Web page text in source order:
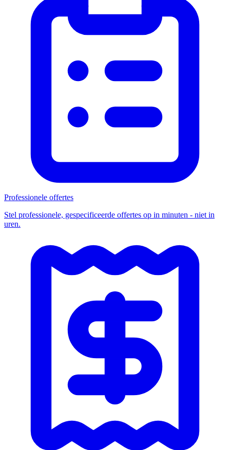
Professionele offertes
Stel professionele, gespecificeerde offertes op in minuten - niet in
uren.